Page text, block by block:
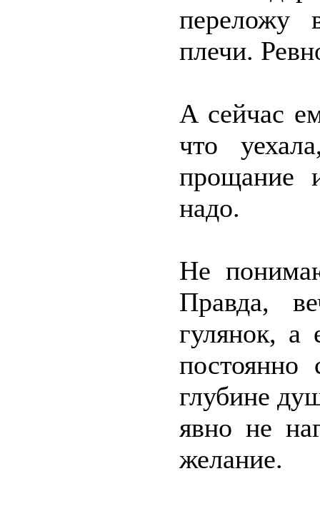
переложу
плечи.
А сейчас
что
прощание
надо.
Не
Правда,
гулянок, а
постоянно
глубине
явно не
желание.